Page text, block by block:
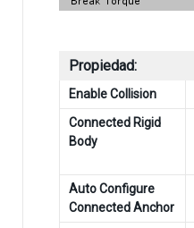
Propiedad:
Enable Collision
Connected Rigid
Body
Auto Configure
Connected Anchor